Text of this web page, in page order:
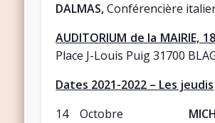
DALMAS,Conférencière
AUDITORIUM de la MAIRIE,
Place J-Louis Puig 31700
Dates 2021-2022 – Les jeudis
14 Octobre